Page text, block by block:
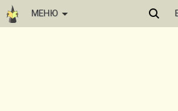
МЕНЮ